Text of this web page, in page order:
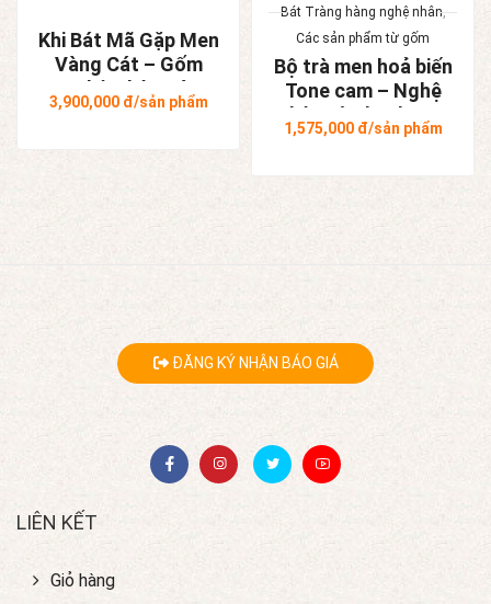
Khi Bát Mã Gặp Men
Vàng Cát – Gốm
Nghệ Nhân Bát
Tràng
3,900,000đ/sản phẩm
Bát Tràng hàng nghệ nhân,
Các sản phẩm từ gốm
Bộ trà men hoả biến
Tone cam – Nghệ
nhân Tô Thanh Sơn
1,575,000đ/sản phẩm
ĐĂNG KÝ NHẬN BÁO GIÁ
LIÊN KẾT
Giỏ hàng